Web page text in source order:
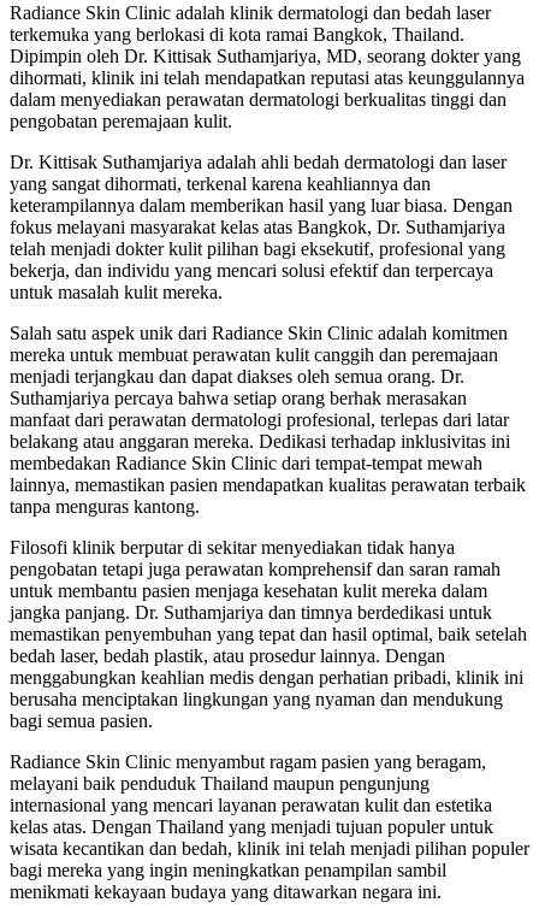
Radiance Skin Clinic adalah klinik dermatologi dan bedah laser
terkemuka yang berlokasi di kota ramai Bangkok, Thailand.
Dipimpin oleh Dr. Kittisak Suthamjariya, MD, seorang dokter yang
dihormati, klinik ini telah mendapatkan reputasi atas keunggulannya
dalam menyediakan perawatan dermatologi berkualitas tinggi dan
pengobatan peremajaan kulit.
Dr. Kittisak Suthamjariya adalah ahli bedah dermatologi dan laser
yang sangat dihormati, terkenal karena keahliannya dan
keterampilannya dalam memberikan hasil yang luar biasa. Dengan
fokus melayani masyarakat kelas atas Bangkok, Dr. Suthamjariya
telah menjadi dokter kulit pilihan bagi eksekutif, profesional yang
bekerja, dan individu yang mencari solusi efektif dan terpercaya
untuk masalah kulit mereka.
Salah satu aspek unik dari Radiance Skin Clinic adalah komitmen
mereka untuk membuat perawatan kulit canggih dan peremajaan
menjadi terjangkau dan dapat diakses oleh semua orang. Dr.
Suthamjariya percaya bahwa setiap orang berhak merasakan
manfaat dari perawatan dermatologi profesional, terlepas dari latar
belakang atau anggaran mereka. Dedikasi terhadap inklusivitas ini
membedakan Radiance Skin Clinic dari tempat-tempat mewah
lainnya, memastikan pasien mendapatkan kualitas perawatan terbaik
tanpa menguras kantong.
Filosofi klinik berputar di sekitar menyediakan tidak hanya
pengobatan tetapi juga perawatan komprehensif dan saran ramah
untuk membantu pasien menjaga kesehatan kulit mereka dalam
jangka panjang. Dr. Suthamjariya dan timnya berdedikasi untuk
memastikan penyembuhan yang tepat dan hasil optimal, baik setelah
bedah laser, bedah plastik, atau prosedur lainnya. Dengan
menggabungkan keahlian medis dengan perhatian pribadi, klinik ini
berusaha menciptakan lingkungan yang nyaman dan mendukung
bagi semua pasien.
Radiance Skin Clinic menyambut ragam pasien yang beragam,
melayani baik penduduk Thailand maupun pengunjung
internasional yang mencari layanan perawatan kulit dan estetika
kelas atas. Dengan Thailand yang menjadi tujuan populer untuk
wisata kecantikan dan bedah, klinik ini telah menjadi pilihan populer
bagi mereka yang ingin meningkatkan penampilan sambil
menikmati kekayaan budaya yang ditawarkan negara ini.